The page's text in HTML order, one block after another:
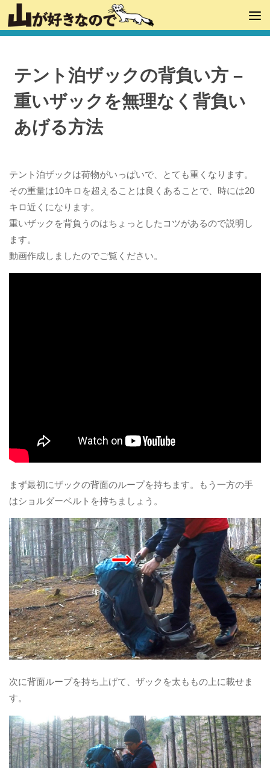
テント泊ザックの背負い方 –
重いザックを無理なく背負い
あげる方法
テント泊ザックは荷物がいっぱいで、とても重くなります。
その重量は10キロを超えることは良くあることで、時には20
キロ近くになります。
重いザックを背負うのはちょっとしたコツがあるので説明し
ます。
動画作成しましたのでご覧ください。
まず最初にザックの背面のループを持ちます。もう一方の手
はショルダーベルトを持ちましょう。
次に背面ループを持ち上げて、ザックを太ももの上に載せま
す。